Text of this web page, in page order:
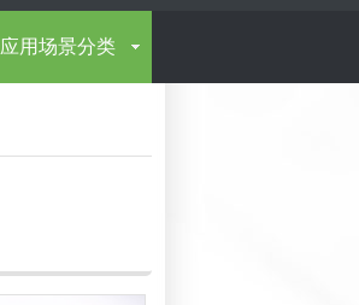
应用场景分类